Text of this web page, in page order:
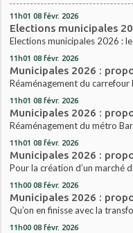
11h01 08 févr. 2026
Elections municipales
Elections municipales 2026 :
11h01 08 févr. 2026
Municipales 2026 :
Réaménagement du carrefour
11h01 08 févr. 2026
Municipales 2026 :
Réaménagement du métro
11h01 08 févr. 2026
Municipales 2026 :
Pour la création d’un marché
11h00 08 févr. 2026
Municipales 2026 :
Qu’on en finisse avec la
11h00 08 févr. 2026